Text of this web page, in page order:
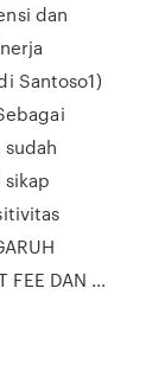
dan
Santoso1)
FEE DAN …